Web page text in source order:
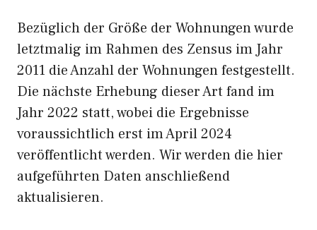
Bezüglich der Größe der Wohnungen wurde
letztmalig im Rahmen des Zensus im Jahr
2011 die Anzahl der Wohnungen festgestellt.
Die nächste Erhebung dieser Art fand im
Jahr 2022 statt, wobei die Ergebnisse
voraussichtlich erst im April 2024
veröffentlicht werden. Wir werden die hier
aufgeführten Daten anschließend
aktualisieren.